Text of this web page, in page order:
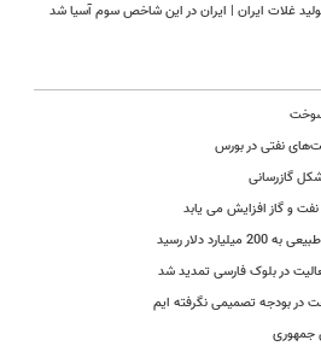
غلات ایران | ایران در این شاخص سوم آسیا شد
نفتی در بورس
گازرسانی
و گاز افزایش می یابد
دلار رسید
در بلوک فارسی تمدید شد
در بودجه تصمیمی نگرفته ایم
جمهوری